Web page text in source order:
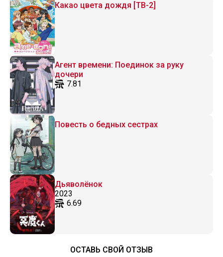
Какао цвета дождя [ТВ-2]
Агент времени: Поединок за руку
дочери
7.81
Повесть о бедных сестрах
Дьяволёнок
2023
6.69
ОСТАВЬ СВОЙ ОТЗЫВ